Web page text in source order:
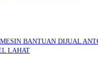
BANTUAN DIJUAL
LAHAT